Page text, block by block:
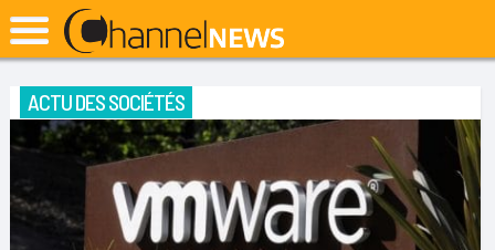
ACTU DES SOCIÉTÉS